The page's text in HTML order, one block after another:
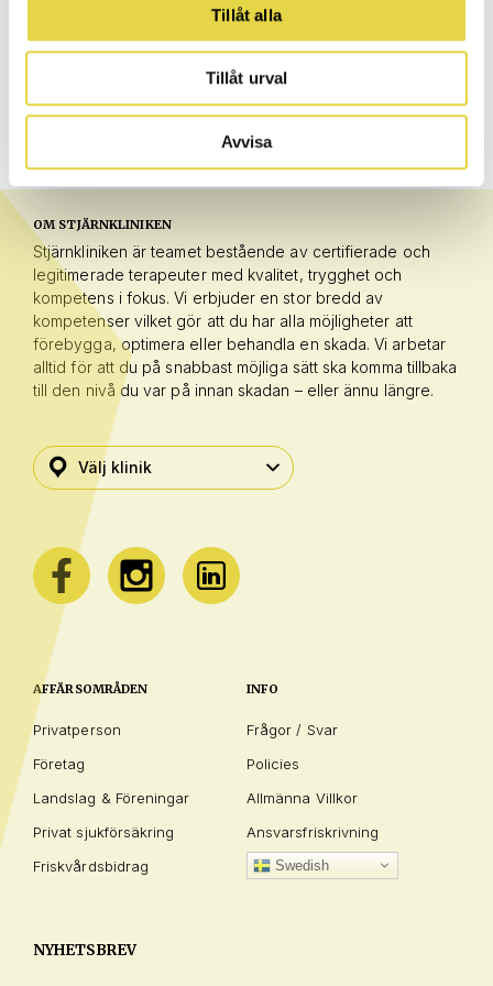
Tillåt alla
Tillåt urval
Avvisa
Björn Hedman, Leg.naprapat / VD Hedman Naprapater
bjorn@hedmannaprapater.se
070-777 61 02
OM STJÄRNKLINIKEN
Stjärnkliniken är teamet bestående av certifierade och
legitimerade terapeuter med kvalitet, trygghet och
kompetens i fokus. Vi erbjuder en stor bredd av
kompetenser vilket gör att du har alla möjligheter att
förebygga, optimera eller behandla en skada. Vi arbetar
alltid för att du på snabbast möjliga sätt ska komma tillbaka
till den nivå du var på innan skadan – eller ännu längre.
AFFÄRSOMRÅDEN
Privatperson
Företag
Landslag & Föreningar
Privat sjukförsäkring
Friskvårdsbidrag
INFO
Frågor / Svar
Policies
Allmänna Villkor
Ansvarsfriskrivning
Swedish
NYHETSBREV